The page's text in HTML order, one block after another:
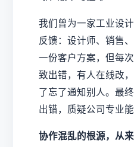
我们曾为一家工业设
反馈：设计师、销售
一份客户方案，但每
致出错，有人在线改
了忘了通知别人。最
出错，质疑公司专业
协作混乱的根源，从